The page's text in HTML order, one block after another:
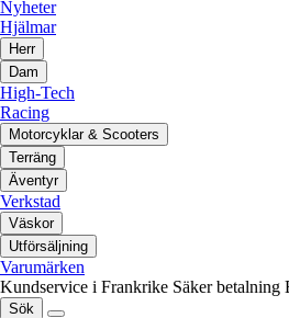
Nyheter
Hjälmar
Herr
Dam
High-Tech
Racing
Motorcyklar & Scooters
Terräng
Äventyr
Verkstad
Väskor
Utförsäljning
Varumärken
Kundservice i Frankrike Säker betalning
Sök